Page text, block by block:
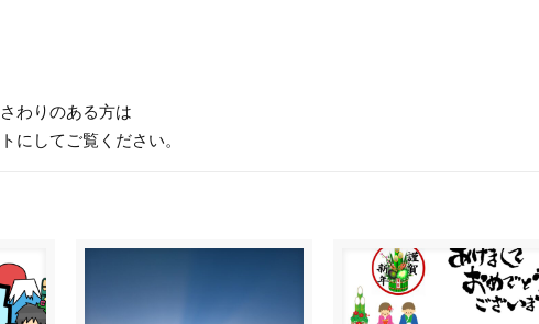
わりのある方は
にしてご覧ください。